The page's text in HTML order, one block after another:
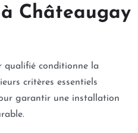
Châteaugay
qualifié conditionne la
critères essentiels
garantir une installation